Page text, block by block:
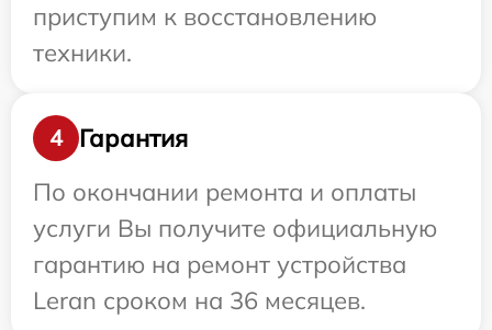
приступим к восстановлению
техники.
4
Гарантия
По окончании ремонта и оплаты
услуги Вы получите официальную
гарантию на ремонт устройства
Leran сроком на 36 месяцев.